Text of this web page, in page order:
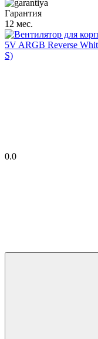
Гарантия
12 мес.
0.0